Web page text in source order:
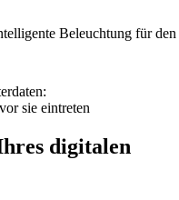
Beleuchtung für den
sie eintreten
digitalen